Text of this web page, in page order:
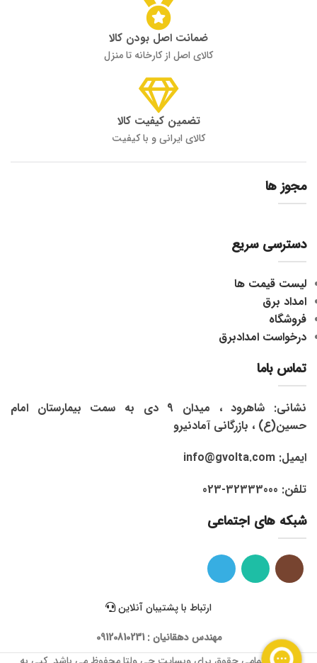
ضمانت اصل بودن کالا
کالای اصل از کارخانه تا منزل
تضمین کیفیت کالا
کالای ایرانی و با کیفیت
مجوز ها
دسترسی سریع
لیست قیمت ها
امداد برق
فروشگاه
درخواست امدادبرق
تماس باما
نشانی: شاهرود ، میدان 9 دی به سمت بیمارستان امام
حسین(ع) ، بازرگانی آمادنیرو
ایمیل: info@gvolta.com
تلفن: 32333000-023
شبکه های اجتماعی
ارتباط با پشتیبان آنلاین
مهندس دهقانیان : 09120810231